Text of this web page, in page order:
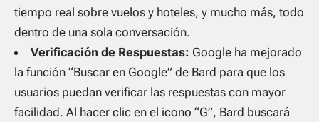
tiempo real sobre vuelos y hoteles, y mucho más, todo
dentro de una sola conversación.
Verificación de Respuestas: Google ha mejorado
la función “Buscar en Google” de Bard para que los
usuarios puedan verificar las respuestas con mayor
facilidad. Al hacer clic en el icono “G”, Bard buscará